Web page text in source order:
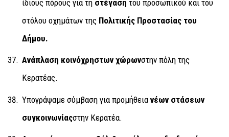
ίδιους πόρους για τη στέγαση του προσωπικού και του
στόλου οχημάτων της Πολιτικής Προστασίας του
Δήμου.
Ανάπλαση κοινόχρηστων χώρωνστην πόλη της
Κερατέας.
Υπογράψαμε σύμβαση για προμήθεια νέων στάσεων
συγκοινωνίαςστην Κερατέα.